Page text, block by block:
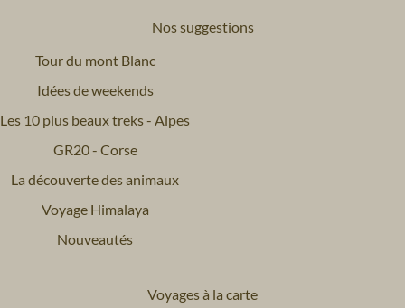
Nos suggestions
Tour du mont Blanc
Idées de weekends
Les 10 plus beaux treks - Alpes
GR20 - Corse
La découverte des animaux
Voyage Himalaya
Nouveautés
Voyages à la carte